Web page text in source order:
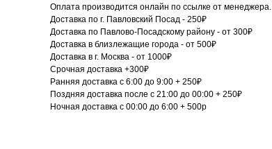
Оплата производится онлайн по ссылке от менеджера.
Доставка по г. Павловский Посад - 250₽
Доставка по Павлово-Посадскому району - от 300₽
Доставка в близлежащие города - от 500₽
Доставка в г. Москва - от 1000₽
Срочная доставка +300₽
Ранняя доставка с 6:00 до 9:00 + 250₽
Поздняя доставка после с 21:00 до 00:00 + 250₽
Ночная доставка с 00:00 до 6:00 + 500р